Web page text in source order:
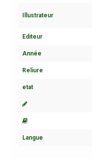
Illustrateur
Editeur
Année
Reliure
etat
Langue